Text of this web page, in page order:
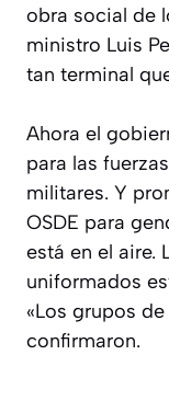
obra social de
ministro Luis
tan terminal
Ahora el
para las
militares. Y
OSDE para
está en el aire.
uniformados
«Los grupos
confirmaron.